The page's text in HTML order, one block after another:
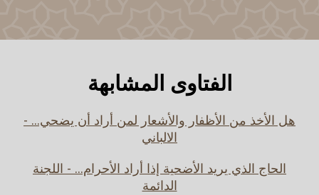
الفتاوى المشابهة
هل الأخذ من الأظفار والأشعار لمن أراد أن يضحي... -
الالباني
الحاج الذي يريد الأضحية إذا أراد الأحرام... - اللجنة
الدائمة